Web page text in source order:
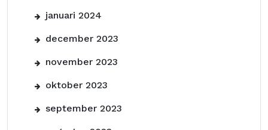
januari 2024
december 2023
november 2023
oktober 2023
september 2023